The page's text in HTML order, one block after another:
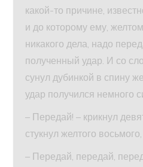
какой-то причине,
и до которому ему,
никакого дела, надо
полученный удар. И со
сунул дубинкой в спину
удар получился немного
– Передай! – крикнул
стукнул желтого
– Передай, передай,